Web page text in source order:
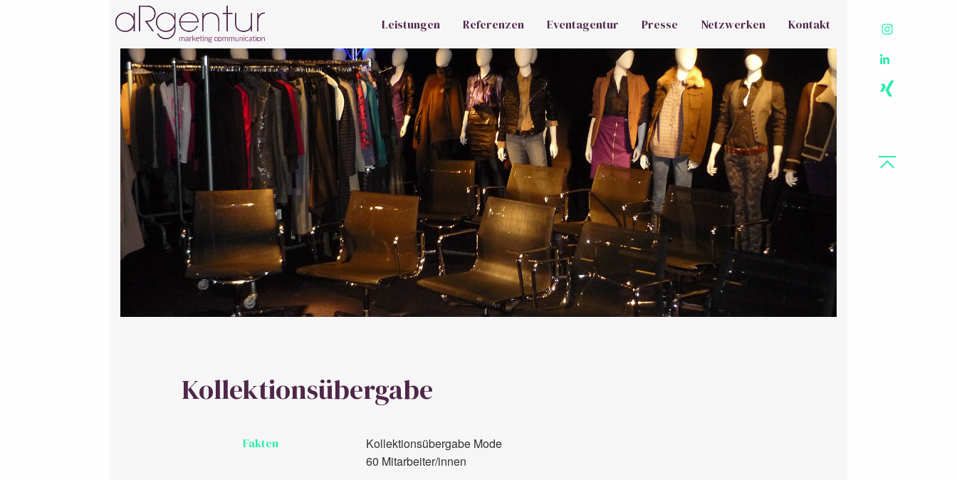
Leistungen Referenzen Eventagentur Presse Netzwerken Kontakt
Kollektionsübergabe
Fakten
Kollektionsübergabe Mode
60 Mitarbeiter/innen